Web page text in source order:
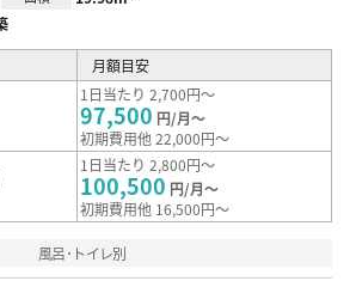
月額目安
1日当たり 2,700円～
97,500 円/月～
初期費用他 22,000円～
1日当たり 2,800円～
100,500 円/月～
初期費用他 16,500円～
風呂･トイレ別